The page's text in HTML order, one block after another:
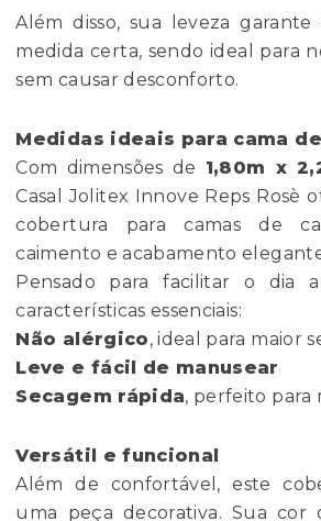
Além disso, sua leveza
medida certa, sendo ideal para
sem causar desconforto.
Medidas ideais para cama de
Com dimensões de 1,80m x
Casal Jolitex Innove Reps Rosè
cobertura para camas de
caimento e acabamento
Pensado para facilitar o dia
características essenciais:
Não alérgico, ideal para maior
Leve e fácil de manusear
Secagem rápida, perfeito para
Versátil e funcional
Além de confortável, este
uma peça decorativa. Sua cor